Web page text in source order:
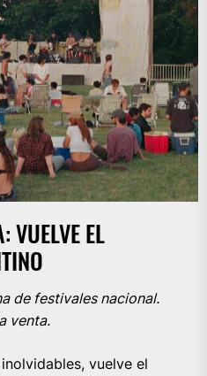
VUELVE EL
de festivales nacional.
venta.
vuelve el